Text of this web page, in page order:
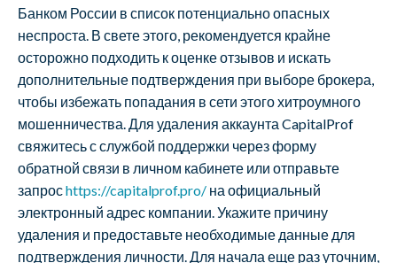
Банком России в список потенциально опасных
неспроста. В свете этого, рекомендуется крайне
осторожно подходить к оценке отзывов и искать
дополнительные подтверждения при выборе брокера,
чтобы избежать попадания в сети этого хитроумного
мошенничества. Для удаления аккаунта CapitalProf
свяжитесь с службой поддержки через форму
обратной связи в личном кабинете или отправьте
запросhttps://capitalprof.pro/ на официальный
электронный адрес компании. Укажите причину
удаления и предоставьте необходимые данные для
подтверждения личности. Для начала еще раз уточним,